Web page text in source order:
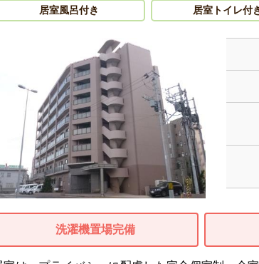
居室風呂付き 居室トイレ付
洗濯機置場完備